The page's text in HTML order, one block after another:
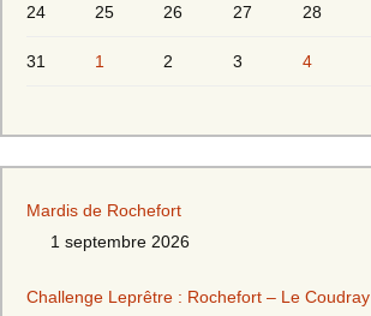
24 25 26 27 28
31 1 2 3 4
Mardis de Rochefort
1 septembre 2026
Challenge Leprêtre : Rochefort – Le Coudray